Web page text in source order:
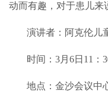
动而有趣，对于患儿来
演讲者：阿克伦儿
时间：3月6日11：
地点：金沙会议中